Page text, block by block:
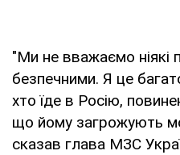
"Ми не вважаємо ніякі
безпечними. Я це
хто їде в Росію,
що йому загрожують
сказав глава МЗС